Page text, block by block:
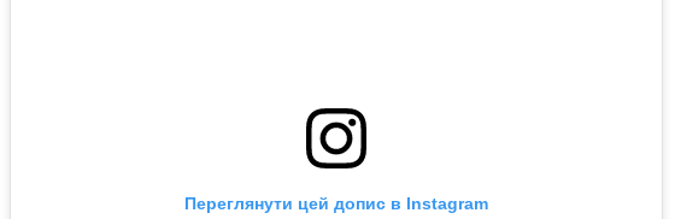
Переглянути цей допис в Instagram